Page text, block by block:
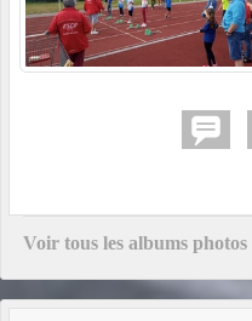
Voir tous les albums photos